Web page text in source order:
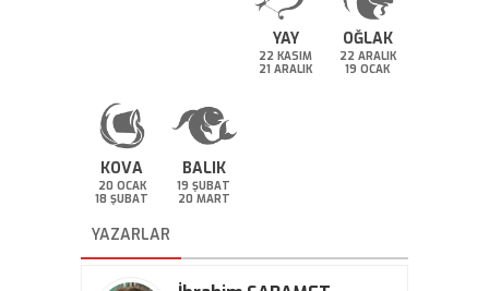
YAY
22 KASIM
21 ARALIK
OĞLAK
22 ARALIK
19 OCAK
KOVA
20 OCAK
18 ŞUBAT
BALIK
19 ŞUBAT
20 MART
YAZARLAR